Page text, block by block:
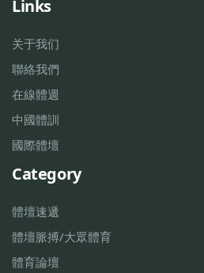
Links
关于我们
聯絡我們
在線體週
中國體訓
國際體壇
Category
體壇速遞
體壇脈搏/大眾體育
體育論壇